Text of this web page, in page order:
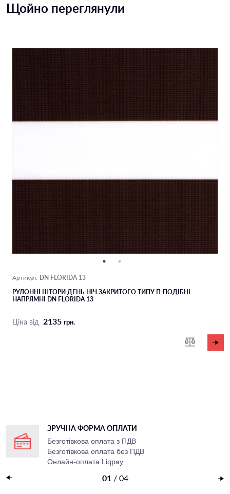
Щойно переглянули
Артикул: DN FLORIDA 13
РУЛОННІ ШТОРИ ДЕНЬ-НІЧ ЗАКРИТОГО ТИПУ П-ПОДIБНІ
НАПРЯМНІ DN FLORIDA 13
Ціна від 2135 грн.
ЗРУЧНА ФОРМА ОПЛАТИ
Безготівкова оплата з ПДВ
Безготівкова оплата без ПДВ
Онлайн-оплата Liqpay
01 / 04